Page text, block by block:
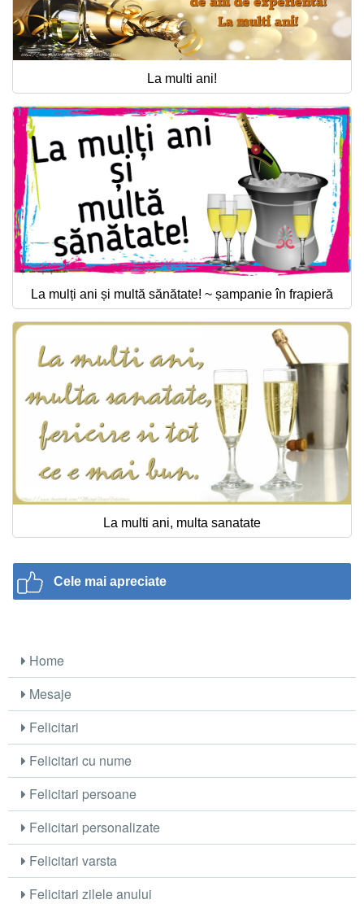
La multi ani!
La mulți ani și multă sănătate! ~ șampanie în frapieră
La multi ani, multa sanatate
Cele mai apreciate
Home
Mesaje
Felicitari
Felicitari cu nume
Felicitari persoane
Felicitari personalizate
Felicitari varsta
Felicitari zilele anului